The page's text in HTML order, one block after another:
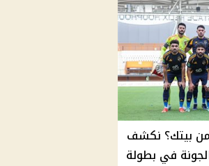
بيتك؟ نكشف
في بطولة